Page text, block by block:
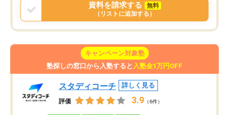
資料を請求する
無料
（リストに追加する）
キャンペーン対象塾
塾探しの窓口から入塾すると 入塾金1万円OFF
スタディコーチ 詳しく見る
評価 3.9 （6件）